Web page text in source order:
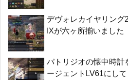
デヴォレカイヤリング
IXが六ヶ所揃いました
パトリジオの懐中時計
ージェントLV61にし